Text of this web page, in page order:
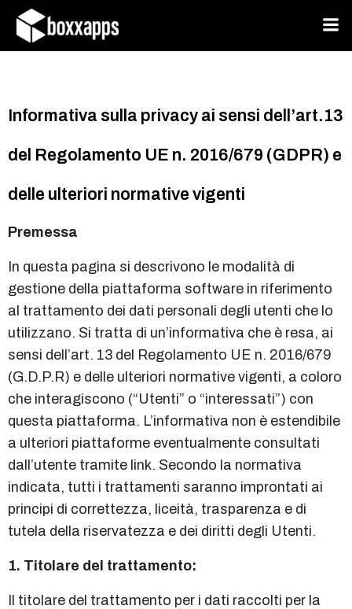
Informativa sulla privacy ai sensi dell’art.13
del Regolamento UE n. 2016/679 (GDPR) e
delle ulteriori normative vigenti
Premessa
In questa pagina si descrivono le modalità di
gestione della piattaforma software in riferimento
al trattamento dei dati personali degli utenti che lo
utilizzano. Si tratta di un’informativa che è resa, ai
sensi dell’art. 13 del Regolamento UE n. 2016/679
(G.D.P.R) e delle ulteriori normative vigenti, a coloro
che interagiscono (“Utenti” o “interessati”) con
questa piattaforma. L’informativa non è estendibile
a ulteriori piattaforme eventualmente consultati
dall’utente tramite link. Secondo la normativa
indicata, tutti i trattamenti saranno improntati ai
principi di correttezza, liceità, trasparenza e di
tutela della riservatezza e dei diritti degli Utenti.
1. Titolare del trattamento:
Il titolare del trattamento per i dati raccolti per la